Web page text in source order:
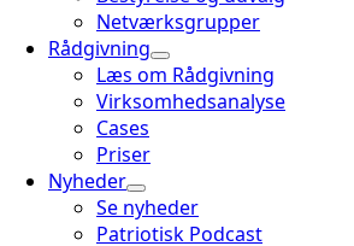
Netværksgrupper
Rådgivning
Læs om Rådgivning
Virksomhedsanalyse
Cases
Priser
Nyheder
Se nyheder
Patriotisk Podcast